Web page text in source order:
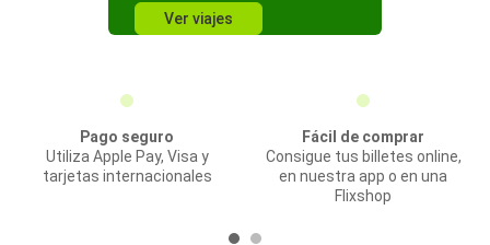
Ver viajes
Pago seguro
Utiliza Apple Pay, Visa y
tarjetas internacionales
Fácil de comprar
Consigue tus billetes online,
en nuestra app o en una
Flixshop